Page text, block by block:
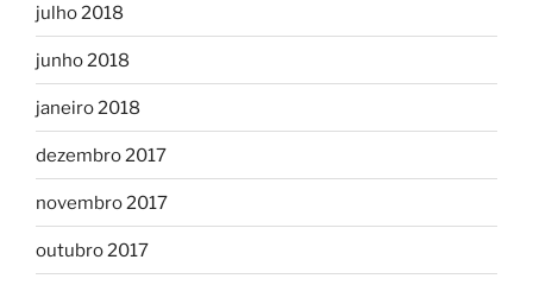
julho 2018
junho 2018
janeiro 2018
dezembro 2017
novembro 2017
outubro 2017